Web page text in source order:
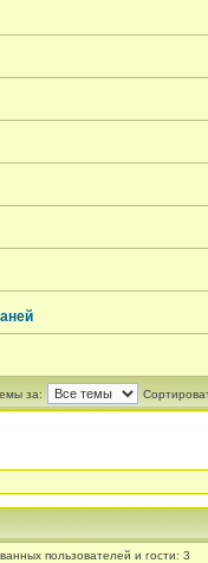
за:
пользователей и гости: 3